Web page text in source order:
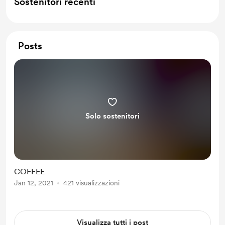
Posts
Solo sostenitori
COFFEE
Jan 12, 2021 421 visualizzazioni
Visualizza tutti i post